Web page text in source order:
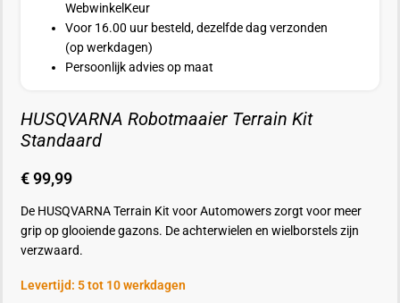
WebwinkelKeur
Voor 16.00 uur besteld, dezelfde dag verzonden
(op werkdagen)
Persoonlijk advies op maat
HUSQVARNA Robotmaaier Terrain Kit
Standaard
€99,99
De HUSQVARNA Terrain Kit voor Automowers zorgt voor meer
grip op glooiende gazons. De achterwielen en wielborstels zijn
verzwaard.
Levertijd: 5 tot 10 werkdagen